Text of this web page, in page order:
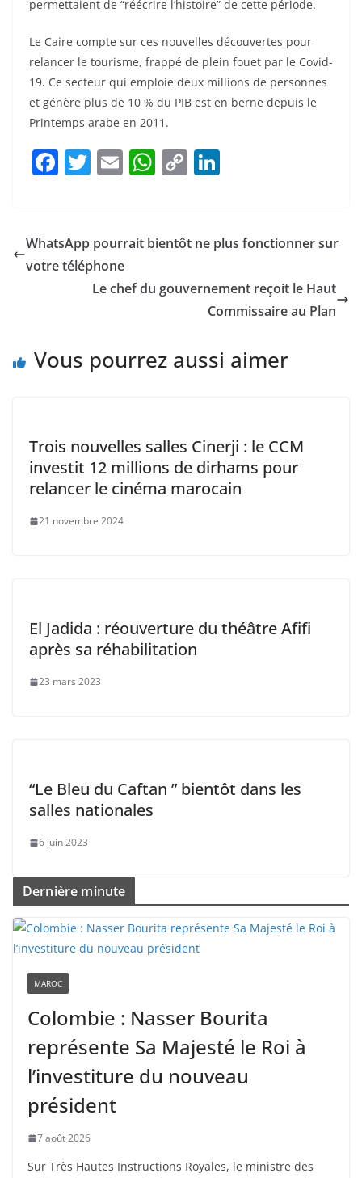
permettaient de “réécrire l’histoire” de cette période.
Le Caire compte sur ces nouvelles découvertes pour
relancer le tourisme, frappé de plein fouet par le Covid-
19. Ce secteur qui emploie deux millions de personnes
et génère plus de 10 % du PIB est en berne depuis le
Printemps arabe en 2011.
F
e
b
T
er
E
l
W
s
p
C
y
n
e
n
WhatsApp pourrait bientôt ne plus fonctionner sur
votre téléphone
Le chef du gouvernement reçoit le Haut
Commissaire au Plan
Vous pourrez aussi aimer
Trois nouvelles salles Cinerji : le CCM
investit 12 millions de dirhams pour
relancer le cinéma marocain
21 novembre 2024
El Jadida : réouverture du théâtre Afifi
après sa réhabilitation
23 mars 2023
“Le Bleu du Caftan ” bientôt dans les
salles nationales
6 juin 2023
Dernière minute
MAROC
Colombie : Nasser Bourita
représente Sa Majesté le Roi à
l’investiture du nouveau
président
7 août 2026
Sur Très Hautes Instructions Royales, le ministre des